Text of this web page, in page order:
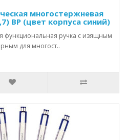
многостержневая
BP (цвет корпуса синий)
функциональная ручка с изящным
для многост..